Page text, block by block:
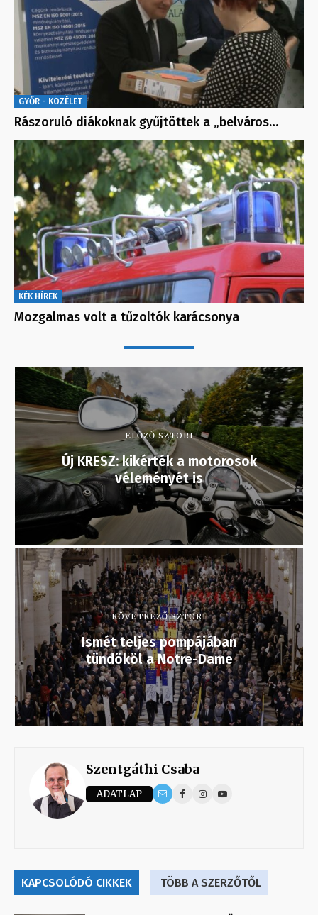
GYŐR - KÖZÉLET
Rászoruló diákoknak gyűjtöttek a „belváros…
KÉK HÍREK
Mozgalmas volt a tűzoltók karácsonya
ELŐZŐ SZTORI
Új KRESZ: kikérték a motorosok
véleményét is
KÖVETKEZŐ SZTORI
Ismét teljes pompájában
tündököl a Notre-Dame
Szentgáthi Csaba
ADATLAP
KAPCSOLÓDÓ CIKKEK TÖBB A SZERZŐTŐL